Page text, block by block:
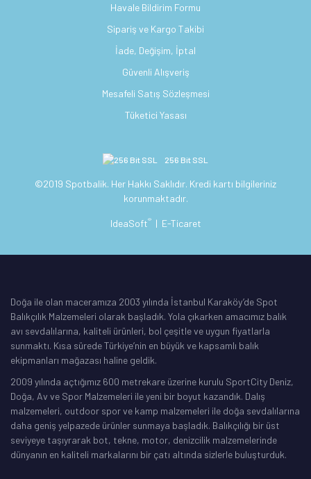
Havale Bildirim Formu
Sipariş ve Kargo Takibi
İade, Değişim, İptal
Güvenli Alışveriş
Mesafeli Satış Sözleşmesi
Tüketici Yasası
256 Bit SSL
©2019 Spotbalik. Her Hakkı Saklıdır. Kredi kartı bilgileriniz
korunmaktadır.
IdeaSoft® | E-Ticaret
Doğa ile olan maceramıza 2003 yılında İstanbul Karaköy’de Spot
Balıkçılık Malzemeleri olarak başladık. Yola çıkarken amacımız balık
avı sevdalılarına, kaliteli ürünleri, bol çeşitle ve uygun fiyatlarla
sunmaktı. Kısa sürede Türkiye’nin en büyük ve kapsamlı balık
ekipmanları mağazası haline geldik.
2009 yılında açtığımız 600 metrekare üzerine kurulu SportCity Deniz,
Doğa, Av ve Spor Malzemeleri ile yeni bir boyut kazandık. Dalış
malzemeleri, outdoor spor ve kamp malzemeleri ile doğa sevdalılarına
daha geniş yelpazede ürünler sunmaya başladık. Balıkçılığı bir üst
seviyeye taşıyrarak bot, tekne, motor, denizcilik malzemelerinde
dünyanın en kaliteli markalarını bir çatı altında sizlerle buluşturduk.